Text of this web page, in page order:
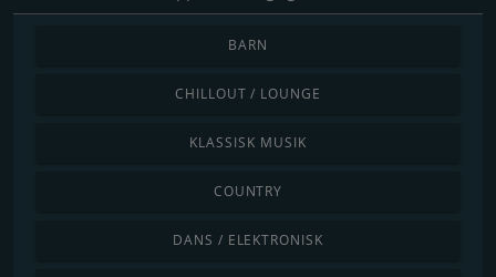
BARN
CHILLOUT / LOUNGE
KLASSISK MUSIK
COUNTRY
DANS / ELEKTRONISK